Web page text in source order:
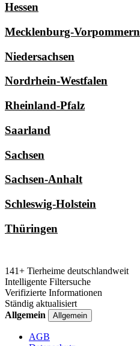
Hessen
Mecklenburg-Vorpommern
Niedersachsen
Nordrhein-Westfalen
Rheinland-Pfalz
Saarland
Sachsen
Sachsen-Anhalt
Schleswig-Holstein
Thüringen
141+ Tierheime deutschlandweit
Intelligente Filtersuche
Verifizierte Informationen
Ständig aktualisiert
Allgemein
Allgemein
AGB